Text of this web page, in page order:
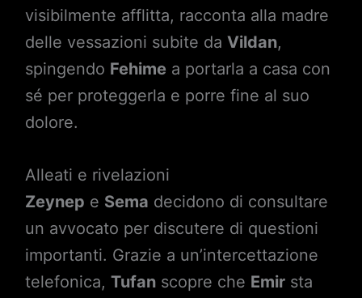
visibilmente afflitta, racconta alla madre
delle vessazioni subite da Vildan,
spingendo Fehime a portarla a casa con
sé per proteggerla e porre fine al suo
dolore.
Alleati e rivelazioni
Zeynep e Sema decidono di consultare
un avvocato per discutere di questioni
importanti. Grazie a un’intercettazione
telefonica, Tufanscopre che Emirsta